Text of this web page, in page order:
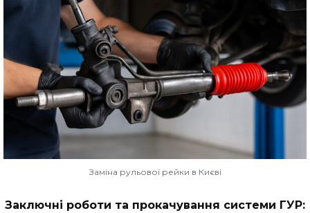
Заміна рульової рейки в Києві
Заключні роботи та прокачування системи ГУР: